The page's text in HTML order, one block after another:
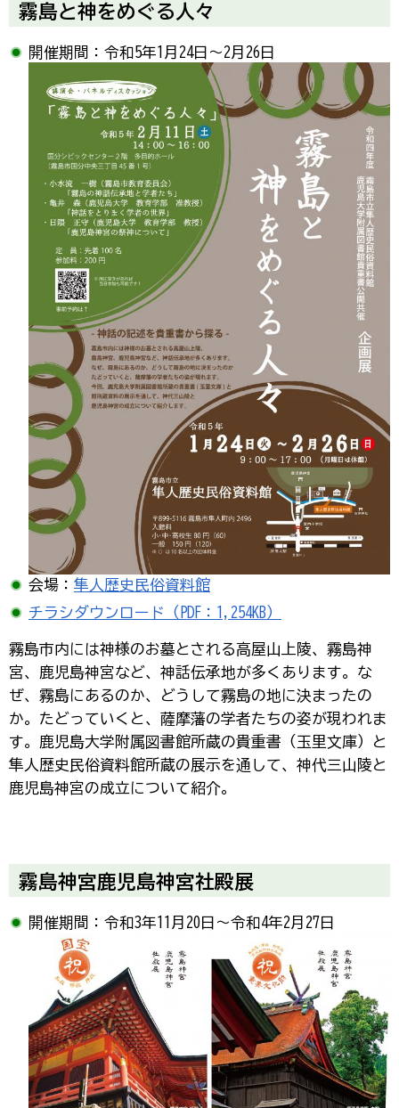
霧島と神をめぐる人々
開催期間：令和5年1月24日～2月26日
会場： 隼人歴史民俗資料館
チラシダウンロード（PDF：1,254KB）
霧島市内には神様のお墓とされる高屋山上陵、霧島神
宮、鹿児島神宮など、神話伝承地が多くあります。な
ぜ、霧島にあるのか、どうして霧島の地に決まったの
か。たどっていくと、薩摩藩の学者たちの姿が現われま
す。鹿児島大学附属図書館所蔵の貴重書（玉里文庫）と
隼人歴史民俗資料館所蔵の展示を通して、神代三山陵と
鹿児島神宮の成立について紹介。
霧島神宮鹿児島神宮社殿展
開催期間：令和3年11月20日～令和4年2月27日